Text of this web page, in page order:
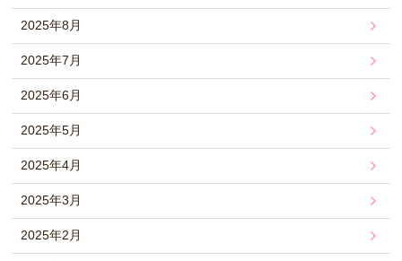
2025年8月
2025年7月
2025年6月
2025年5月
2025年4月
2025年3月
2025年2月